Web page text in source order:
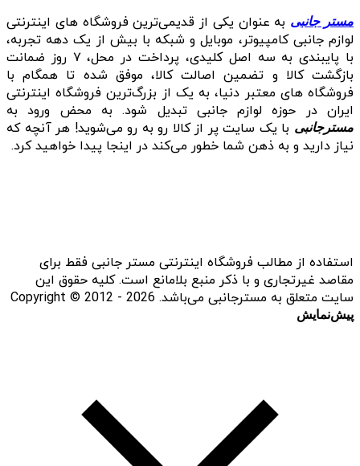
مستر جانبی به عنوان یکی از قدیمی‌ترین فروشگاه های اینترنتی
لوازم جانبی کامپیوتر، موبایل و شبکه با بیش از یک دهه تجربه،
با پایبندی به سه اصل کلیدی، پرداخت در محل، ۷ روز ضمانت
بازگشت کالا و تضمین اصالت کالا، موفق شده تا همگام با
فروشگاه‌ های معتبر دنیا، به یک از بزرگ‌ترین فروشگاه اینترنتی
ایران در حوزه لوازم جانبی تبدیل شود. به محض ورود به
مسترجانبی با یک سایت پر از کالا رو به رو می‌شوید! هر آنچه که
نیاز دارید و به ذهن شما خطور می‌کند در اینجا پیدا خواهید کرد.
استفاده از مطالب فروشگاه اینترنتی مستر جانبی فقط برای
مقاصد غیرتجاری و با ذکر منبع بلامانع است. کلیه حقوق این
سایت متعلق به مسترجانبی می‌باشد. Copyright © 2012 - 2026
پیش‌نمایش